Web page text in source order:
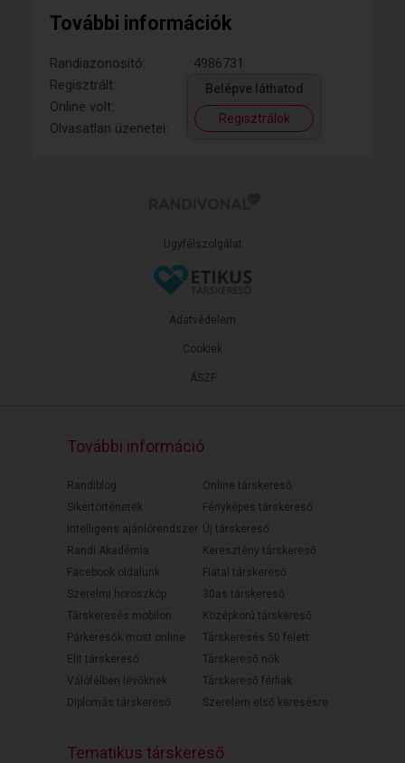
További információk
Randiazonosító:
4986731
Regisztrált:
Online volt:
Olvasatlan üzenetei:
Belépve láthatod
Regisztrálok
Ügyfélszolgálat
ÁSZF
Adatvédelem
Cookiek
További információ
Randiblog
Sikertörténetek
Intelligens ajánlórendszer
Randi Akadémia
Facebook oldalunk
Szerelmi horoszkóp
Társkeresés mobilon
Párkeresők most online
Elit társkereső
Válófélben lévőknek
Diplomás társkereső
Online társkereső
Fényképes társkereső
Új társkereső
Keresztény társkereső
Fiatal társkereső
30as társkereső
Középkorú társkereső
Társkeresés 50 felett
Társkereső nők
Társkereső férfiak
Szerelem első keresésre
Tematikus társkereső